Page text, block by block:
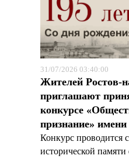
31/07/2026 03:40:00
Жителей Ростов-
приглашают
конкурсе
признание»
Конкурс проводится
исторической